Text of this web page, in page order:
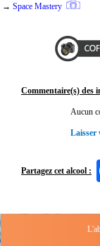
→ Space Mastery
Commentaire(s) des
Aucun
Laisser
Partagez cet alcool :